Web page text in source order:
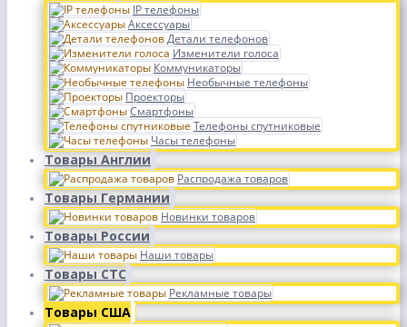
IP телефоны
Аксессуары
Детали телефонов
Изменители голоса
Коммуникаторы
Необычные телефоны
Проекторы
Смартфоны
Телефоны спутниковые
Часы телефоны
Товары Англии
Распродажа товаров
Товары Германии
Новинки товаров
Товары России
Наши товары
Товары СТС
Рекламные товары
Товары США